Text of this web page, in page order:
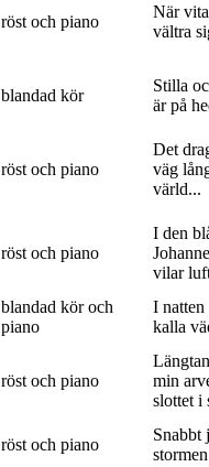
röst och piano
När
vältra
blandad kör
Stilla
är på
röst och piano
Det
väg
värld...
röst och piano
I den
vilar
blandad kör och
piano
I natten
kalla
röst och piano
min
slottet i
röst och piano
Snabbt